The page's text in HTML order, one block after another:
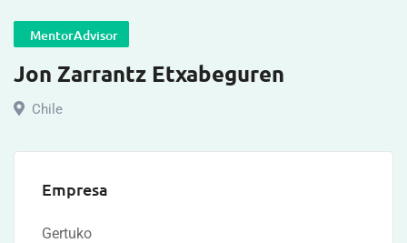
MentorAdvisor
Jon Zarrantz Etxabeguren
Chile
Empresa
Gertuko